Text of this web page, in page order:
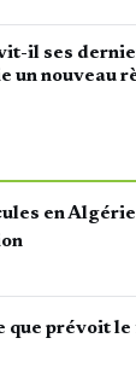
il ses
un nouveau
en Algérie
que prévoit